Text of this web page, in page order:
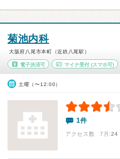
菊池内科
大阪府八尾市本町（近鉄八尾駅）
電子決済可 マイナ受付(スマホ可)
土曜（〜12:00）
1件
アクセス数 7月:24